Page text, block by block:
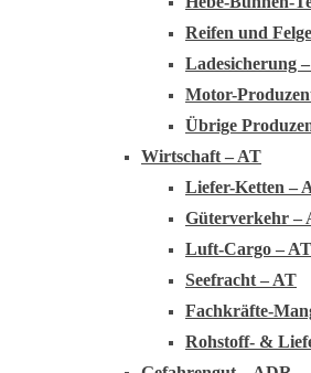
Reifen und
Ladesicherung
Motor-
Übrige
Wirtschaft – AT
Liefer-Ketten –
Güterverkehr –
Luft-Cargo – AT
Seefracht – AT
Fachkräfte-
Rohstoff- &